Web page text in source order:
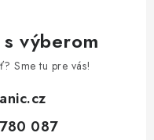
výberom
Sme tu pre vás!
087